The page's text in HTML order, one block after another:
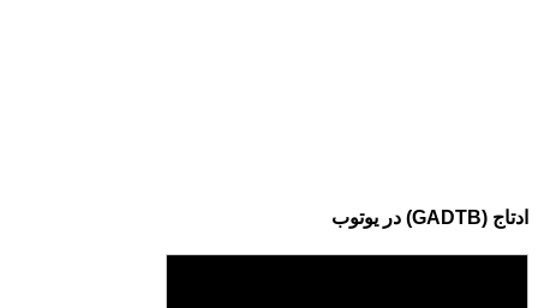
ادتاج (GADTB) در یوتوب